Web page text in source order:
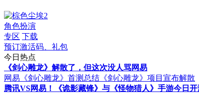
角色扮演
专区 下载
预订激活码、礼包
今日热点
《剑心雕龙》解散了，但这次没人骂网易
网易《剑心雕龙》首测总结 《剑心雕龙》项目宣布解散
腾讯VS网易！《诡影藏锋》与《怪物猎人》手游今日开